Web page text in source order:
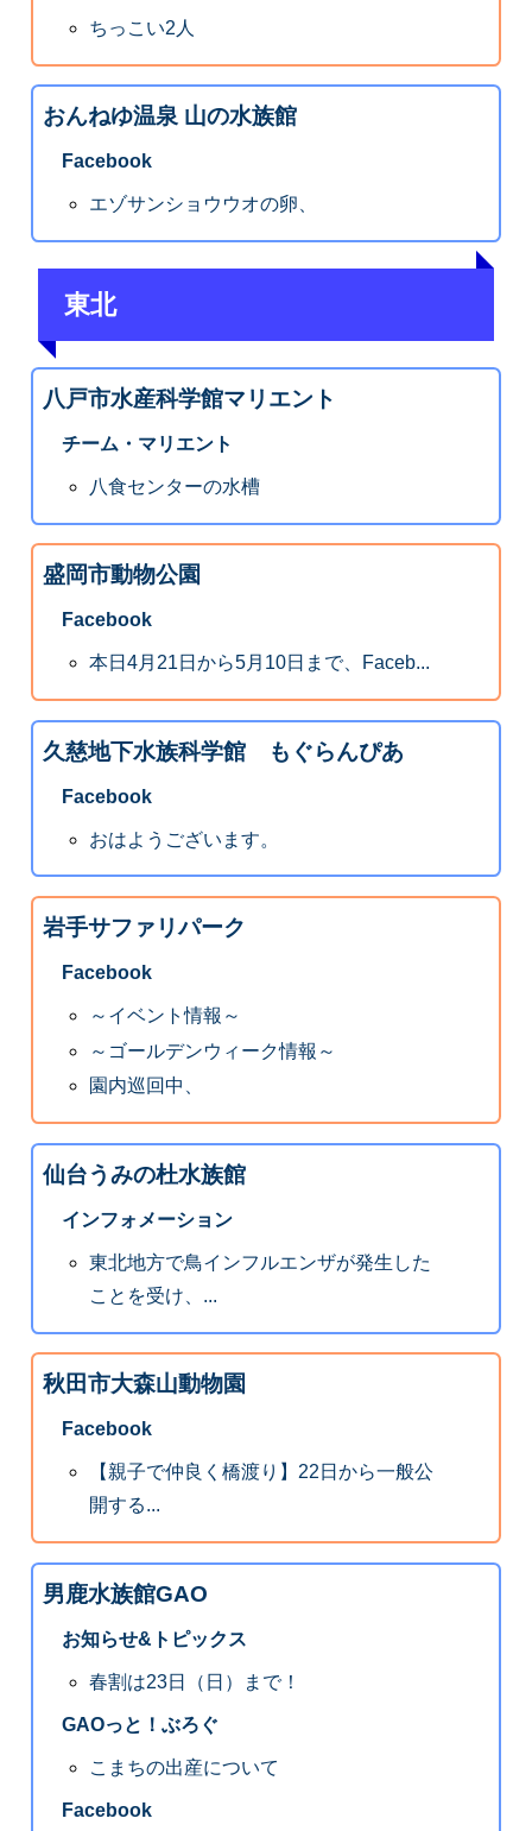
ちっこい2人
おんねゆ温泉 山の水族館
Facebook
エゾサンショウウオの卵、
東北
八戸市水産科学館マリエント
チーム・マリエント
八食センターの水槽
盛岡市動物公園
Facebook
本日4月21日から5月10日まで、Faceb...
久慈地下水族科学館 もぐらんぴあ
Facebook
おはようございます。
岩手サファリパーク
Facebook
～イベント情報～
～ゴールデンウィーク情報～
園内巡回中、
仙台うみの杜水族館
インフォメーション
東北地方で鳥インフルエンザが発生した
ことを受け、...
秋田市大森山動物園
Facebook
【親子で仲良く橋渡り】22日から一般公
開する...
男鹿水族館GAO
お知らせ&トピックス
春割は23日（日）まで！
GAOっと！ぶろぐ
こまちの出産について
Facebook